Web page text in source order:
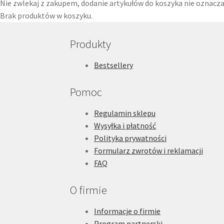
Nie zwlekaj z zakupem, dodanie artykułów do koszyka nie
Brak produktów w koszyku.
Produkty
Bestsellery
Pomoc
Regulamin sklepu
Wysyłka i płatność
Polityka prywatności
Formularz zwrotów i reklamacji
FAQ
O firmie
Informacje o firmie